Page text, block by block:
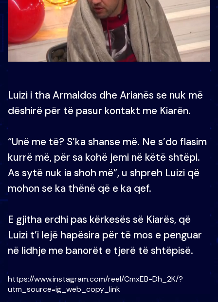
Luizi i tha Armaldos dhe Arianës se nuk më
dëshirë për të pasur kontakt me Kiarën.
“Unë me të? S’ka shanse më. Ne s’do flasim
kurrë më, për sa kohë jemi në këtë shtëpi.
As sytë nuk ia shoh më”, u shpreh Luizi që
mohon se ka thënë që e ka qef.
E gjitha erdhi pas kërkesës së Kiarës, që
Luizi t’i lejë hapësira për të mos e penguar
në lidhje me banorët e tjerë të shtëpisë.
https://www.instagram.com/reel/CmxEB-Dh_2K/?
utm_source=ig_web_copy_link